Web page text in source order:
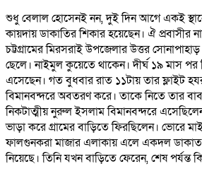
শুধু বেলাল হোসেনই নন, দুই দিন আগে একই
কায়দায় ডাকাতির শিকার হয়েছেন। ঐ প্রবাসীর
চট্টগ্রামের মিরসরাই উপজেলার উত্তর
ছেলে। নাইমুল কুয়েতে থাকেন। দীর্ঘ ১৯ মাস
এসেছেন। গত বুধবার রাত ১১টায় তার ফ্লাইট
বিমানবন্দরে অবতরণ করে। তাকে নিতে তার
নিকটাত্মীয় নুরুল ইসলাম বিমানবন্দরে
ভাড়া করে গ্রামের বাড়িতে ফিরছিলেন। ভোরে
ফালগুনকরা মাজার এলাকায় এলে একদল ডাকাত
নিয়েছে। তিনি যখন বাড়িতে ফেরেন, শেষ পর্যন্ত